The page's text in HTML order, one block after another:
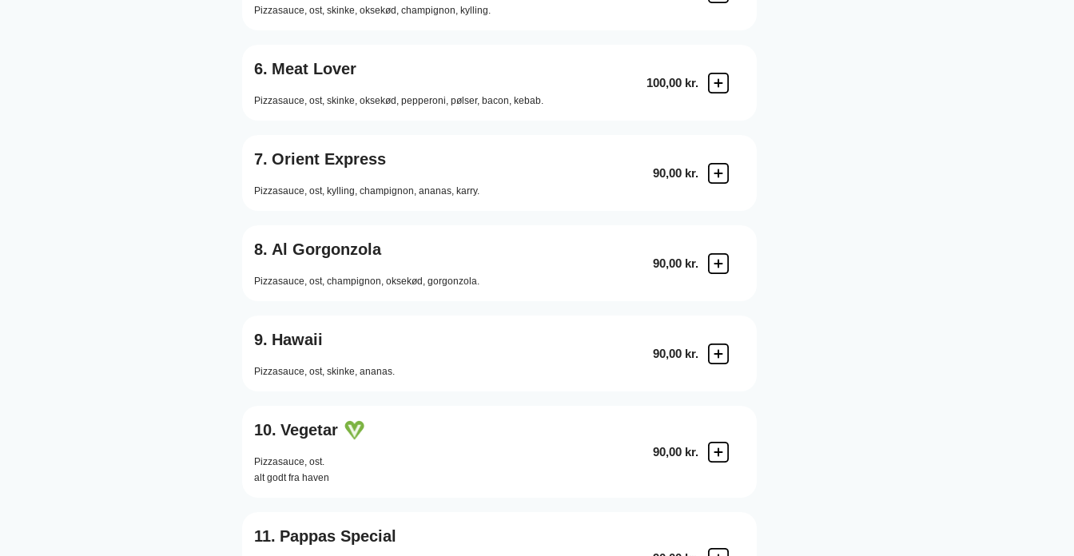
Pizzasauce, ost, skinke, oksekød, champignon, kylling.
6. Meat Lover
Pizzasauce, ost, skinke, oksekød, pepperoni, pølser, bacon, kebab.
100,00 kr.
7. Orient Express
Pizzasauce, ost, kylling, champignon, ananas, karry.
90,00 kr.
8. Al Gorgonzola
Pizzasauce, ost, champignon, oksekød, gorgonzola.
90,00 kr.
9. Hawaii
Pizzasauce, ost, skinke, ananas.
90,00 kr.
10. Vegetar
Pizzasauce, ost.
alt godt fra haven
90,00 kr.
11. Pappas Special